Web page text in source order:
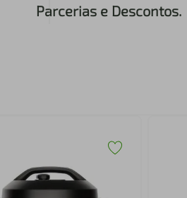
Parcerias e Descontos.